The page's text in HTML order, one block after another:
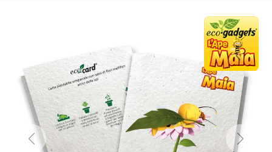
Previous Next